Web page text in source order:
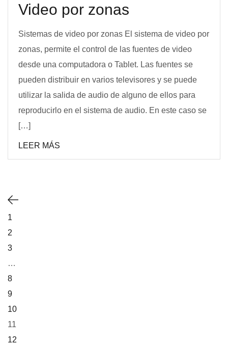
Video por zonas
Sistemas de video por zonas El sistema de video por
zonas, permite el control de las fuentes de video
desde una computadora o Tablet. Las fuentes se
pueden distribuir en varios televisores y se puede
utilizar la salida de audio de alguno de ellos para
reproducirlo en el sistema de audio. En este caso se
[…]
LEER MÁS
1
2
3
…
8
9
10
11
12